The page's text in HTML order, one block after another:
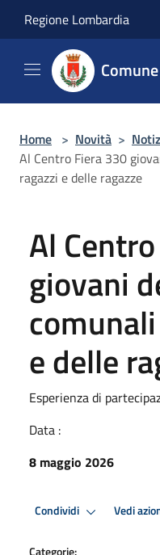
Regione Lombardia
Home > Novità >
Al Centro Fiera 330
ragazzi e delle ragazze
Al
giovani
e delle
Esperienza di
Data :
8 maggio 2026
Condividi Vedi
Categorie: